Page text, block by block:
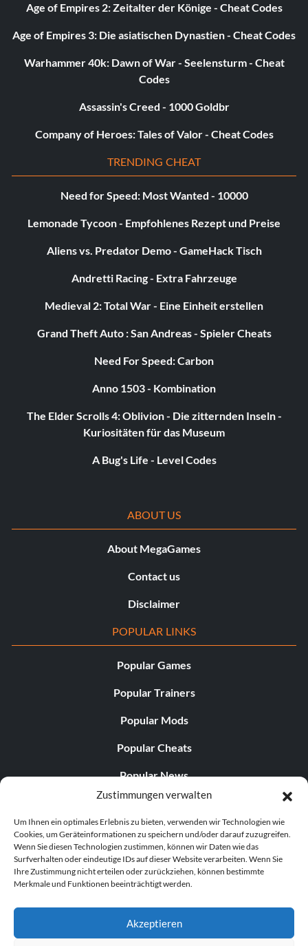
Zustimmungen verwalten
Um Ihnen ein optimales Erlebnis zu bieten, verwenden wir Technologien wie
Cookies, um Geräteinformationen zu speichern und/oder darauf zuzugreifen.
Wenn Sie diesen Technologien zustimmen, können wir Daten wie das
Surfverhalten oder eindeutige IDs auf dieser Website verarbeiten. Wenn Sie
Ihre Zustimmung nicht erteilen oder zurückziehen, können bestimmte
Merkmale und Funktionen beeinträchtigt werden.
Akzeptieren
Age of Empires 2: Zeitalter der Könige - Cheat Codes
Age of Empires 3: Die asiatischen Dynastien - Cheat Codes
Warhammer 40k: Dawn of War - Seelensturm - Cheat
Codes
Assassin's Creed - 1000 Goldbr
Company of Heroes: Tales of Valor - Cheat Codes
TRENDING CHEAT
Need for Speed: Most Wanted - 10000
Lemonade Tycoon - Empfohlenes Rezept und Preise
Aliens vs. Predator Demo - GameHack Tisch
Andretti Racing - Extra Fahrzeuge
Medieval 2: Total War - Eine Einheit erstellen
Grand Theft Auto : San Andreas - Spieler Cheats
Need For Speed: Carbon
Anno 1503 - Kombination
The Elder Scrolls 4: Oblivion - Die zitternden Inseln -
Kuriositäten für das Museum
A Bug's Life - Level Codes
ABOUT US
About MegaGames
Contact us
Disclaimer
POPULAR LINKS
Popular Games
Popular Trainers
Popular Mods
Popular Cheats
Popular News
Popular Editorials
Popular Free Games
LATEST UPDATES